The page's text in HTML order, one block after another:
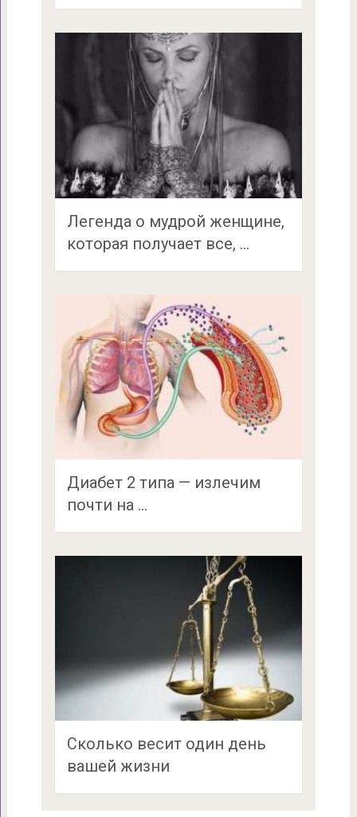
Легенда о мудрой женщине,
которая получает все, …
Диабет 2 типа — излечим
почти на …
Сколько весит один день
вашей жизни